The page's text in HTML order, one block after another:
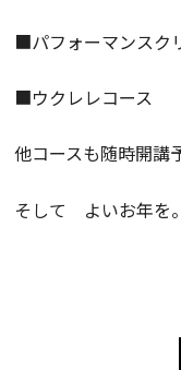
■パフォーマンスク
■ウクレレコース
他コースも随時開講
そして よいお年を。